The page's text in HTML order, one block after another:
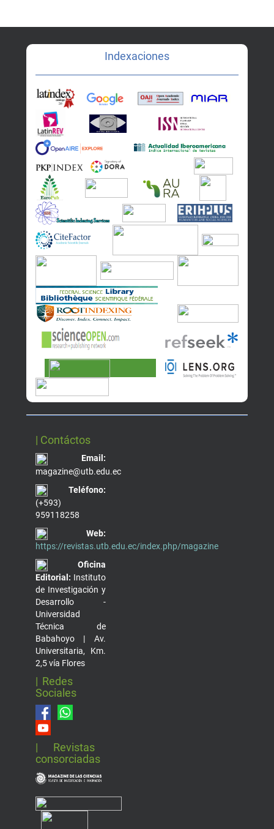
Indexaciones
| Contáctos
Email:
magazine@utb.edu.ec
Teléfono:
(+593)
959118258
Web:
https://revistas.utb.edu.ec/index.php/magazine
Oficina
Editorial: Instituto
de Investigación y
Desarrollo -
Universidad
Técnica de
Babahoyo | Av.
Universitaria, Km.
2,5 vía Flores
| Redes
Sociales
| Revistas
consorciadas